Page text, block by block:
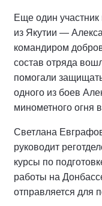
Еще один участник
из Якутии —
командиром
состав отряда
помогали
одного из боев
минометного огня
Светлана
руководит
курсы по
работы на
отправляется для